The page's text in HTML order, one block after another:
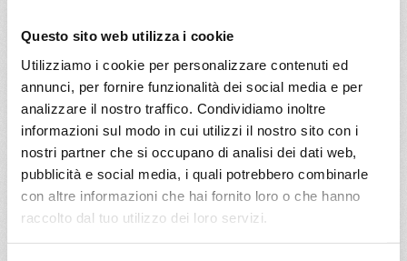
Questo sito web utilizza i cookie
Utilizziamo i cookie per personalizzare contenuti ed
annunci, per fornire funzionalità dei social media e per
analizzare il nostro traffico. Condividiamo inoltre
informazioni sul modo in cui utilizzi il nostro sito con i
nostri partner che si occupano di analisi dei dati web,
pubblicità e social media, i quali potrebbero combinarle
con altre informazioni che hai fornito loro o che hanno
raccolto dal tuo utilizzo dei loro servizi.
a partire da
€ 903
DETTAGLI
Mediterraneo8 giorni
da BarcellonaconMSC